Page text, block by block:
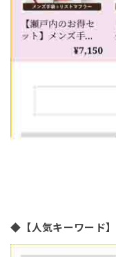
◆ 【人気キーワード】